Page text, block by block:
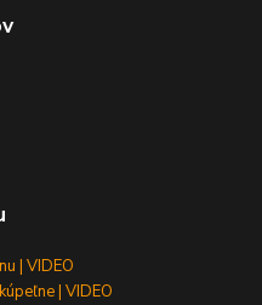
| VIDEO
| VIDEO